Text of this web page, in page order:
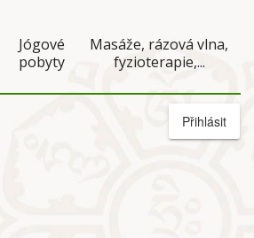
Jógové
pobyty
Masáže, rázová vlna,
fyzioterapie,...
Přihlásit